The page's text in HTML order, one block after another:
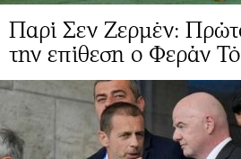
Παρί Σεν Ζερμέν:
την επίθεση ο Φεράν